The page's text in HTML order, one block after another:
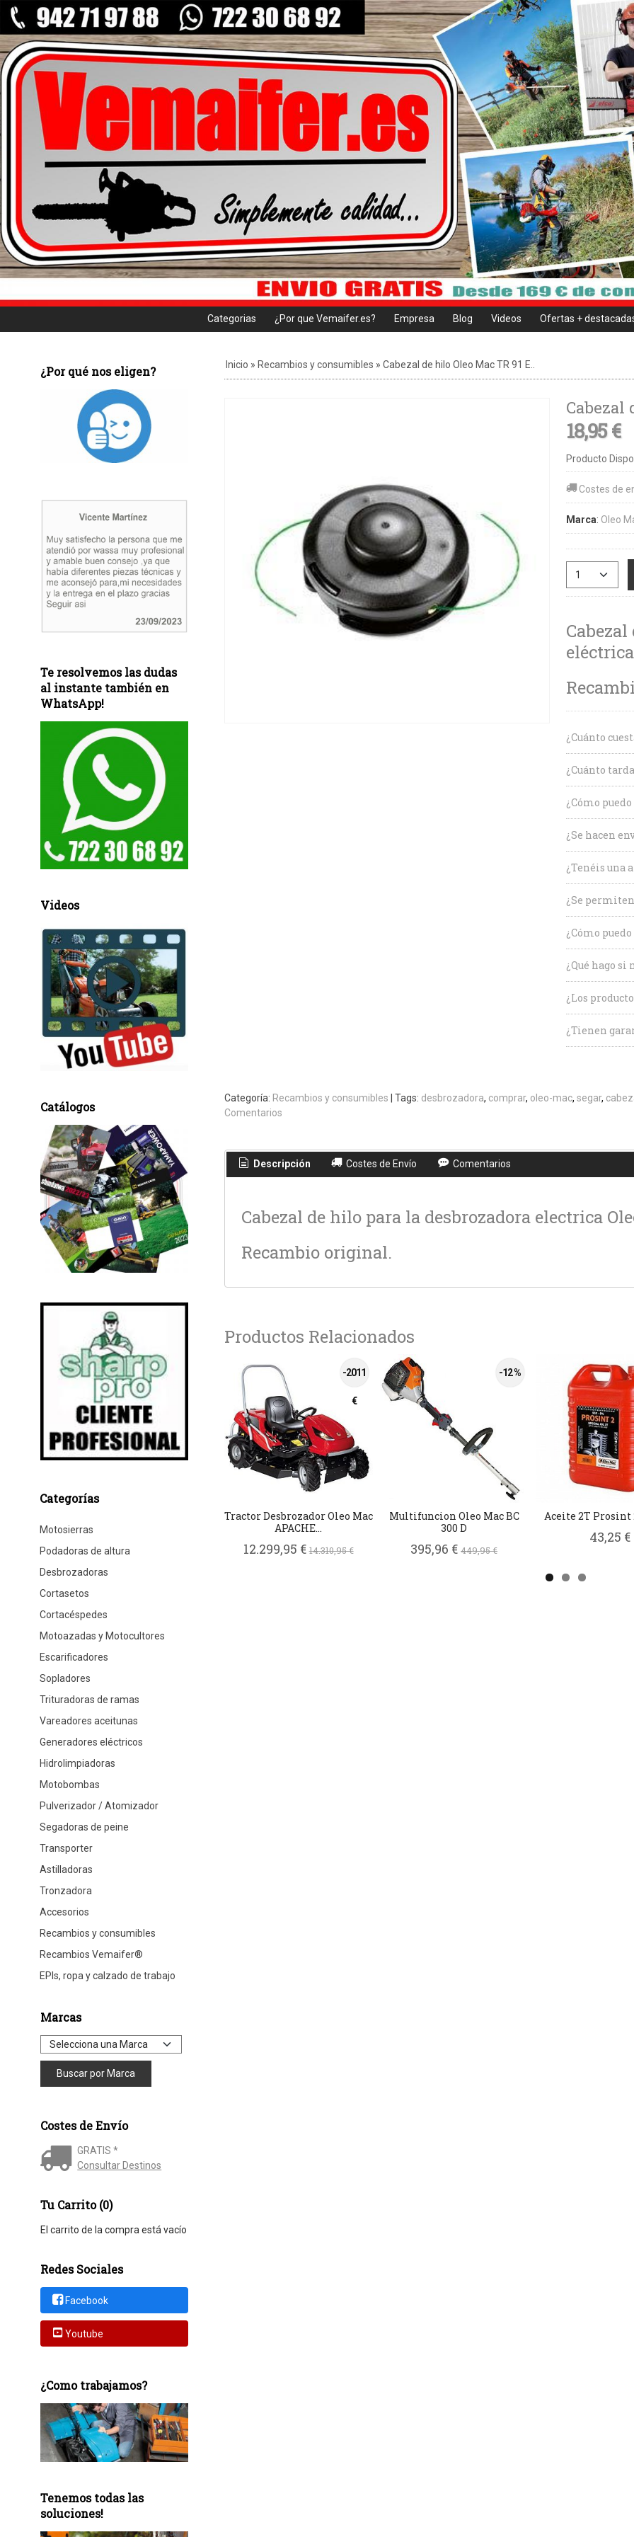
Categorias ¿Por que Vemaifer.es? Empresa Blog Videos Ofertas +
¿Por qué nos eligen?
Te resolvemos las dudas
al instante también en
WhatsApp!
Videos
Catálogos
Categorías
Motosierras
Podadoras de altura
Desbrozadoras
Cortasetos
Cortacéspedes
Motoazadas y Motocultores
Escarificadores
Sopladores
Trituradoras de ramas
Vareadores aceitunas
Generadores eléctricos
Hidrolimpiadoras
Motobombas
Pulverizador / Atomizador
Segadoras de peine
Transporter
Astilladoras
Tronzadora
Accesorios
Recambios y consumibles
Recambios Vemaifer®
EPIs, ropa y calzado de trabajo
Marcas
Costes de Envío
GRATIS *
Consultar Destinos
Tu Carrito (0)
El carrito de la compra está vacío
Redes Sociales
Facebook
Youtube
¿Como trabajamos?
Tenemos todas las
soluciones!
Inicio » Recambios y consumibles » Cabezal de hilo Oleo Mac TR 91 E..
Cabezal
18,95 €
Producto
Costes de
Marca: Oleo
¿Cuánto
¿Cuánto
¿Cómo
¿Se hacen
¿Tenéis una
¿Se
¿Cómo
¿Qué hago
¿Los
¿Tienen
Categoría: Recambios y consumibles | Tags: desbrozadora comprar oleo-mac segar
Comentarios
Descripción Costes de Envío Comentarios
Cabezal de hilo para la desbrozadora electrica
Recambio original.
Productos Relacionados
-2011
€
Tractor Desbrozador Oleo Mac
APACHE...
12.299,95 €14.310,95 €
-12 %
Multifuncion Oleo Mac BC
300 D
395,96 €449,95 €
Aceite 2T Prosint
43,25 €